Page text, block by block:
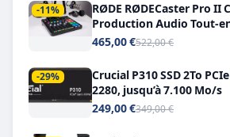
-11%
RØDE RØDECaster Pro II
Production Audio Tout-
Double USB-C
465,00 €522,00 €
-29%
Crucial P310 SSD 2To
2280, jusqu’à 7.100 Mo/s
249,00 €349,00 €